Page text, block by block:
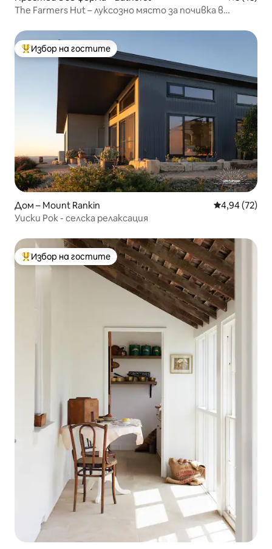
The Farmers Hut – луксозно място за почивка в
Най-популярен избор на гостите
Избор на гостите
Дом – Mount Rankin Средна
4,94 (72)
Уиски Рок - селска релаксация
Най-популярен избор на гостите
Избор на гостите